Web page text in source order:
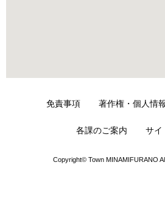
免責事項 著作権・個人情
各課のご案内 サイ
Copyright© Town MINAMIFURANO